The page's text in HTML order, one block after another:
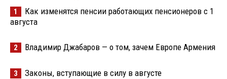
1
Как изменятся пенсии работающих пенсионеров с 1
августа
2 Владимир Джабаров — о том, зачем Европе Армения
3 Законы, вступающие в силу в августе